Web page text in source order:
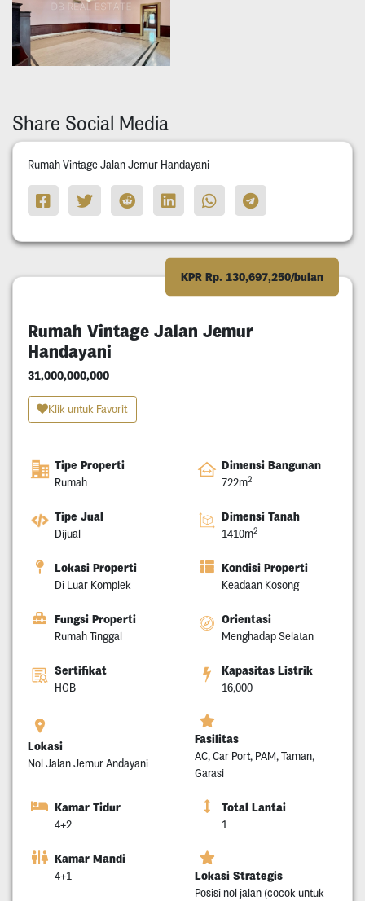
Share Social Media
Rumah Vintage Jalan Jemur Handayani
KPR Rp. 130,697,250/bulan
Rumah Vintage Jalan Jemur
Handayani
31,000,000,000
Klik untuk Favorit
Tipe Properti
Rumah
Dimensi Bangunan
722m2
Tipe Jual
Dijual
Dimensi Tanah
1410m2
Lokasi Properti
Di Luar Komplek
Kondisi Properti
Keadaan Kosong
Fungsi Properti
Rumah Tinggal
Orientasi
Menghadap Selatan
Sertifikat
HGB
Kapasitas Listrik
16,000
Lokasi
Nol Jalan Jemur Andayani
Fasilitas
AC, Car Port, PAM, Taman,
Garasi
Kamar Tidur
4+2
Total Lantai
1
Kamar Mandi
4+1 Lokasi Strategis
Posisi nol jalan (cocok untuk